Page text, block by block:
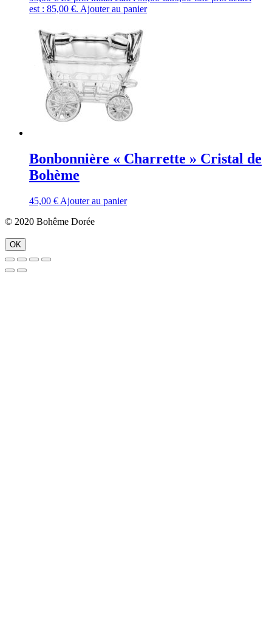
est : 85,00 €. Ajouter au panier
Bonbonnière « Charrette » Cristal de
Bohème
45,00 € Ajouter au panier
© 2020 Bohême Dorée
OK